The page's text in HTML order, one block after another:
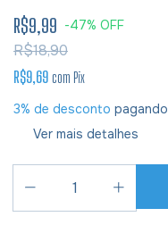
R$9,99 -47% OFF
R$18,90
R$9,69 com Pix
3% de desconto
Ver mais detalhes